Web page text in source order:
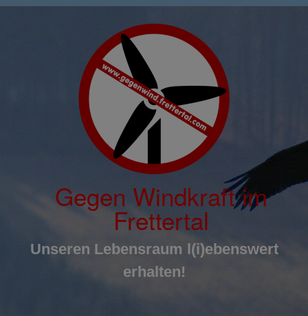
Zum
Gegen Windkraft im
Frettertal
Unseren Lebensraum l(i)ebenswert
erhalten!